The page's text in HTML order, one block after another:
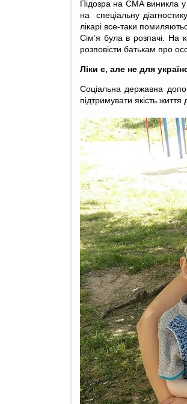
Підозра на СМА виникла у
на спеціальну
лікарі все-таки
Сім’я була в розпачі. На
розповісти батькам про
Ліки є, але не для
Соціальна державна
підтримувати якість життя